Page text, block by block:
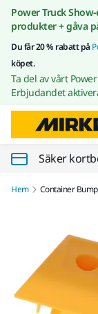
Power Truck
produkter + gåva
Du får 20 % rabatt på
köpet.
Ta del av vårt
Erbjudandet
Säker
Hem Container